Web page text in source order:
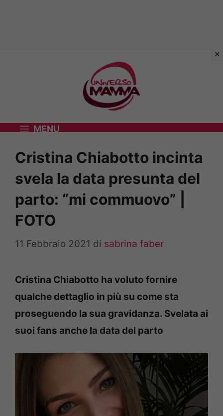
MENU
Cristina Chiabotto incinta
svela la data presunta del
parto: “mi commuovo” |
FOTO
11 Febbraio 2021 di sabrina faber
Cristina Chiabotto ha voluto fornire
qualche dettaglio in più su come sta
proseguendo la sua gravidanza. Svelata ai
suoi fans anche la data del parto